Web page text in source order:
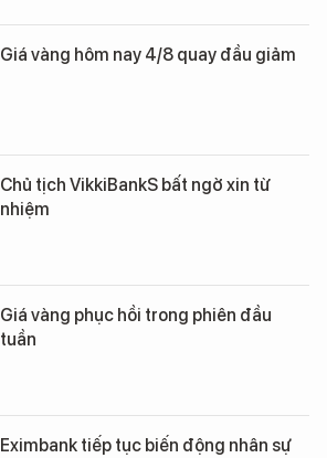
Giá vàng hôm nay 4/8 quay đầu giảm
Chủ tịch VikkiBankS bất ngờ xin từ
nhiệm
Giá vàng phục hồi trong phiên đầu
tuần
Eximbank tiếp tục biến động nhân sự